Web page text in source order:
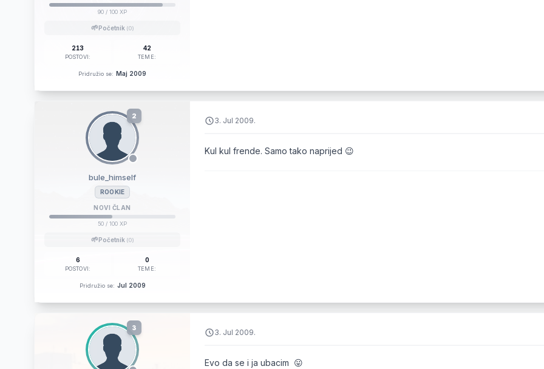
90 / 100 XP
🌱Početnik (0)
213
POSTOVI:
42
TEME:
Pridružio se: Maj 2009
2
bule_himself
ROOKIE
NOVI ČLAN
50 / 100 XP
🌱Početnik (0)
6
POSTOVI:
0
TEME:
Pridružio se: Jul 2009
3. Jul 2009.
Kul kul frende. Samo tako naprijed 😉
3
3. Jul 2009.
Evo da se i ja ubacim 😛